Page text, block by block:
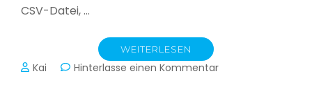
CSV-Datei, …
WEITERLESEN
Kai Hinterlasse einen Kommentarzu